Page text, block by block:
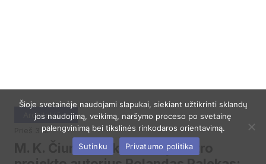
Architektūra
prieš 3 d.
M. K. Čiurlionio koncertų centro
Šioje svetainėje naudojami slapukai, siekiant užtikrinti sklandų
jos naudojimą, veikimą, naršymo proceso po svetainę
palengvinimą bei tikslinės rinkodaros orientavimą.
Sutinku
Privatumo politika